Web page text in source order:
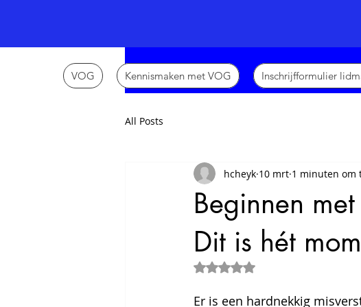
VOG Kennismaken met VOG Inschrijfformulier
All Posts
Beginnen
Dit is hét
hcheyk 10 mrt 1 minuten om
Beoordeeld met NaN uit 5
Er is een hardnekkig